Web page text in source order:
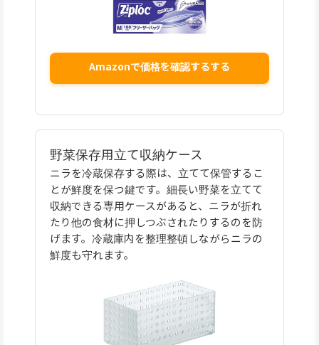
Amazonで価格を確認するする
野菜保存用立て収納ケース
ニラを冷蔵保存する際は、立てて保管するこ
とが鮮度を保つ鍵です。細長い野菜を立てて
収納できる専用ケースがあると、ニラが折れ
たり他の食材に押しつぶされたりするのを防
げます。冷蔵庫内を整理整頓しながらニラの
鮮度も守れます。